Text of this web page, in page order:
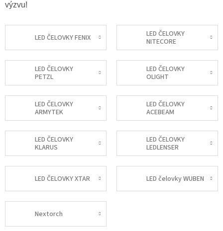
výzvu!
LED ČELOVKY FENIX
LED ČELOVKY
NITECORE
LED ČELOVKY
PETZL
LED ČELOVKY
OLIGHT
LED ČELOVKY
ARMYTEK
LED ČELOVKY
ACEBEAM
LED ČELOVKY
KLARUS
LED ČELOVKY
LEDLENSER
LED ČELOVKY XTAR LED čelovky WUBEN
Nextorch